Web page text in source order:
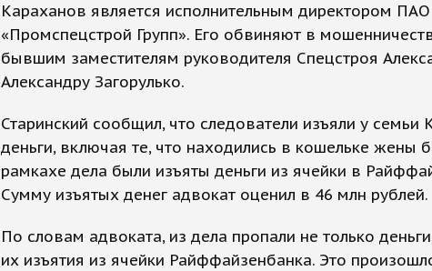
Караханов является исполнительным директором ПАО
«Промспецстрой Групп». Его обвиняют в
бывшим заместителям руководителя Спецстроя
Александру Загорулько.
Старинский сообщил, что следователи изъяли у семьи
деньги, включая те, что находились в кошельке жены
рамкахе дела были изъяты деньги из ячейки в
Сумму изъятых денег адвокат оценил в 46 млн рублей.
По словам адвоката, из дела пропали не только
их изъятия из ячейки Райффайзенбанка. Это